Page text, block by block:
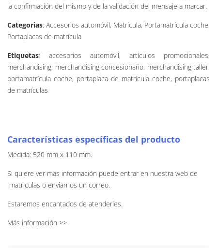
la confirmación del mismo y de la validación del mensaje a marcar.
Categorias: Accesorios automóvil, Matrícula, Portamatrícula coche,
Portaplacas de matrícula
Etiquetas: accesorios automóvil, artículos promocionales,
merchandising, merchandising concesionario, merchandising taller,
portamatrícula coche, portaplaca de matrícula coche, portaplacas
de matrículas
Características específicas del producto
Medida: 520 mm x 110 mm.
Si quiere ver mas información puede entrar en nuestra web de
matriculas o enviarnos un correo.
Estaremos encantados de atenderles.
Más información >>